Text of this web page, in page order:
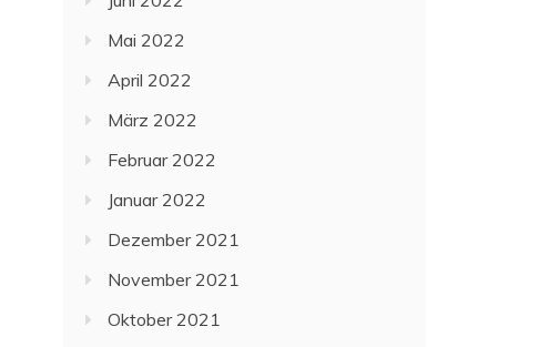
Mai 2022
April 2022
März 2022
Februar 2022
Januar 2022
Dezember 2021
November 2021
Oktober 2021